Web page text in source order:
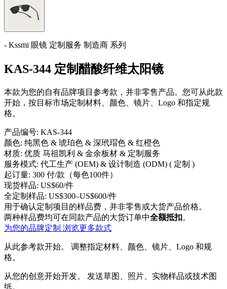
- Kssmi 眼镜 定制服务 制造商 系列
KAS-344 定制醋酸纤维太阳镜
本款为您的自有品牌项目参考款，并非零售产品。您可从此款
开始，按目标市场定制材料、颜色、镜片、Logo 和指定规
格。
产品编号: KAS-344
颜色: 纯黑色 & 琥珀色 & 深玳瑁色 & 红橙色
材质: 优质 马祖凯利 & 金余板材 & 定制服务
服务模式: 代工生产 (OEM) & 设计制造 (ODM) ( 定制 )
起订量: 300 付/款（每色100件）
现货样品: US$60/件
全定制样品: US$300–US$600/件
用于确认定制项目的样品费，并非零售或大货产品价格。
两种样品费均可在同款产品的大货订单中全额抵扣。
为您的品牌定制 浏览更多款式
从此参考款开始。 调整指定材料、颜色、镜片、Logo 和规
格。
从您的创意开始开发。 发送草图、照片、实物样品或技术图
纸。